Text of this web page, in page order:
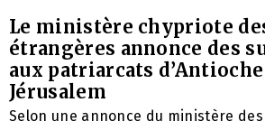
Le ministère chypriote
étrangères annonce des
aux patriarcats
Jérusalem
Selon une annonce du ministère